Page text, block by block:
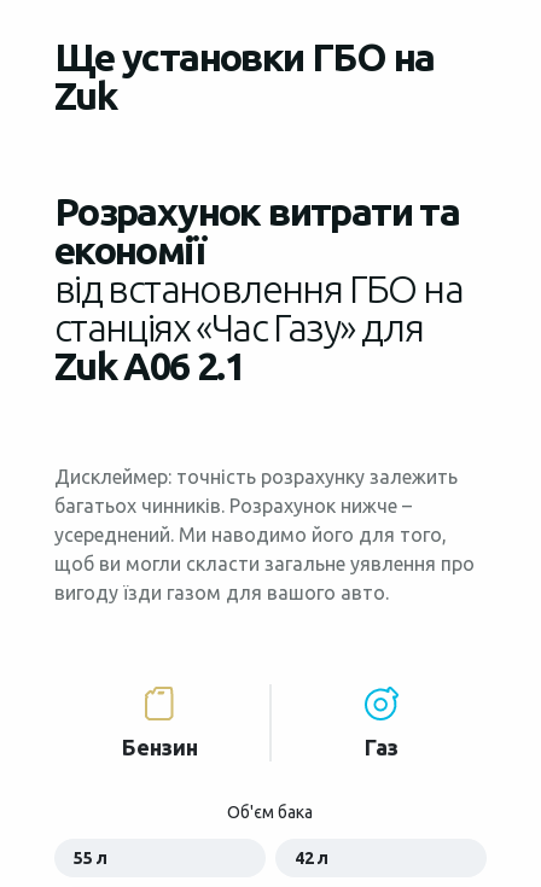
Ще установки ГБО на
Zuk
Розрахунок витрати та
економії
від встановлення ГБО на
станціях «Час Газу» для
Zuk A06 2.1
Дисклеймер: точність розрахунку залежить
багатьох чинників. Розрахунок нижче –
усереднений. Ми наводимо його для того,
щоб ви могли скласти загальне уявлення про
вигоду їзди газом для вашого авто.
Бензин Газ
Об'єм бака
55 л 42 л